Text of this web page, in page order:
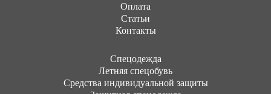
Оплата
Статьи
Контакты
Cпецодежда
Летняя спецобувь
Средства индивидуальной защиты